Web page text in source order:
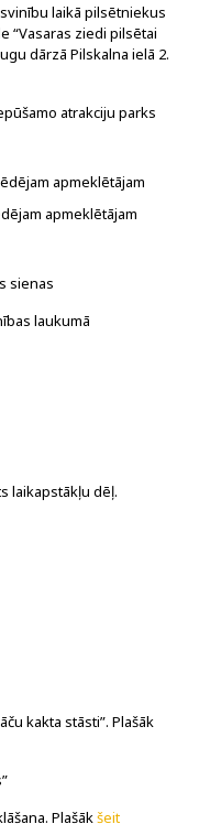
laikā pilsētniekus
“Vasaras ziedi pilsētai
dārzā Pilskalna ielā 2.
atrakciju parks
apmeklētājam
apmeklētājam
sienas
laukumā
laikapstākļu dēļ.
kakta stāsti”. Plašāk
Plašākšeit